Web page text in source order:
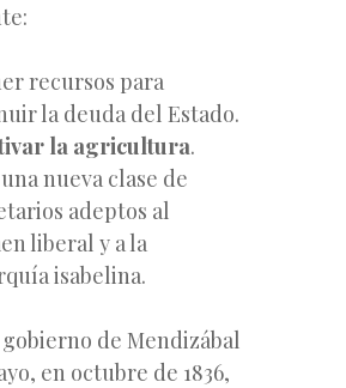
recursos para
la deuda del Estado.
la agricultura.
nueva clase de
adeptos al
liberal y a la
isabelina.
de Mendizábal
en octubre de 1836,